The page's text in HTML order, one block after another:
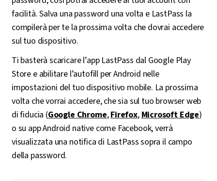
facilità. Salva una password una volta e LastPass la
compilerà per te la prossima volta che dovrai accedere
sul tuo dispositivo.
Ti basterà scaricare l’app LastPass dal Google Play
Store e abilitare l’autofill per Android nelle
impostazioni del tuo dispositivo mobile. La prossima
volta che vorrai accedere, che sia sul tuo browser web
di fiducia (Google Chrome,Firefox,Microsoft Edge)
o su app Android native come Facebook, verrà
visualizzata una notifica di LastPass sopra il campo
della password.